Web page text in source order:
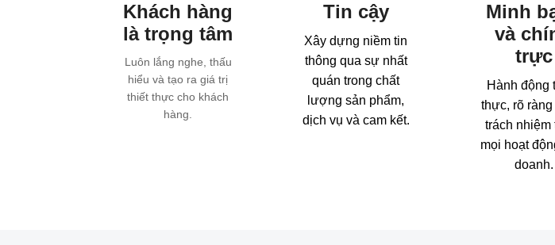
Khách hàng
là trọng tâm
Luôn lắng nghe, thấu
hiểu và tạo ra giá trị
thiết thực cho khách
hàng.
Tin cậy
Xây dựng niềm tin
thông qua sự nhất
quán trong chất
lượng sản phẩm,
dịch vụ và cam kết.
Minh
và
trực
Hành động
thực, rõ ràng
trách nhiệm
mọi hoạt
doanh.